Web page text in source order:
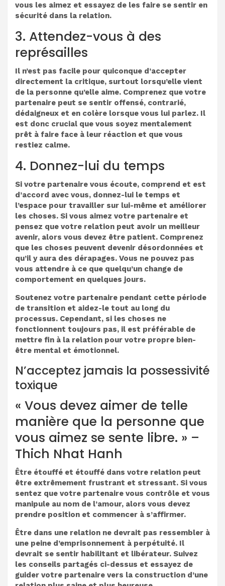
vous les aimez et essayez de les faire se sentir en
sécurité dans la relation.
3. Attendez-vous à des
représailles
Il n’est pas facile pour quiconque d’accepter
directement la critique, surtout lorsqu’elle vient
de la personne qu’elle aime. Comprenez que votre
partenaire peut se sentir offensé, contrarié,
dédaigneux et en colère lorsque vous lui parlez. Il
est donc crucial que vous soyez mentalement
prêt à faire face à leur réaction et que vous
restiez calme.
4. Donnez-lui du temps
Si votre partenaire vous écoute, comprend et est
d’accord avec vous, donnez-lui le temps et
l’espace pour travailler sur lui-même et améliorer
les choses. Si vous aimez votre partenaire et
pensez que votre relation peut avoir un meilleur
avenir, alors vous devez être patient. Comprenez
que les choses peuvent devenir désordonnées et
qu’il y aura des dérapages. Vous ne pouvez pas
vous attendre à ce que quelqu’un change de
comportement en quelques jours.
Soutenez votre partenaire pendant cette période
de transition et aidez-le tout au long du
processus. Cependant, si les choses ne
fonctionnent toujours pas, il est préférable de
mettre fin à la relation pour votre propre bien-
être mental et émotionnel.
N’acceptez jamais la possessivité
toxique
« Vous devez aimer de telle
manière que la personne que
vous aimez se sente libre. » –
Thich Nhat Hanh
Être étouffé et étouffé dans votre relation peut
être extrêmement frustrant et stressant. Si vous
sentez que votre partenaire vous contrôle et vous
manipule au nom de l’amour, alors vous devez
prendre position et commencer à s’affirmer.
Être dans une relation ne devrait pas ressembler à
une peine d’emprisonnement à perpétuité. Il
devrait se sentir habilitant et libérateur. Suivez
les conseils partagés ci-dessus et essayez de
guider votre partenaire vers la construction d’une